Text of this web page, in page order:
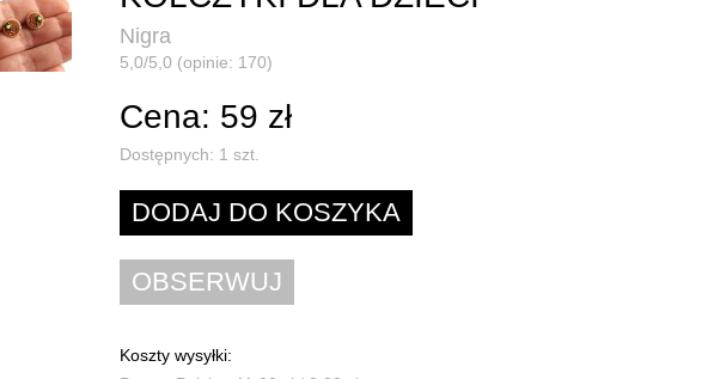
Nigra
5,0/5,0 (opinie: 170)
Cena: 59 zł
Dostępnych: 1 szt.
Koszty wysyłki: